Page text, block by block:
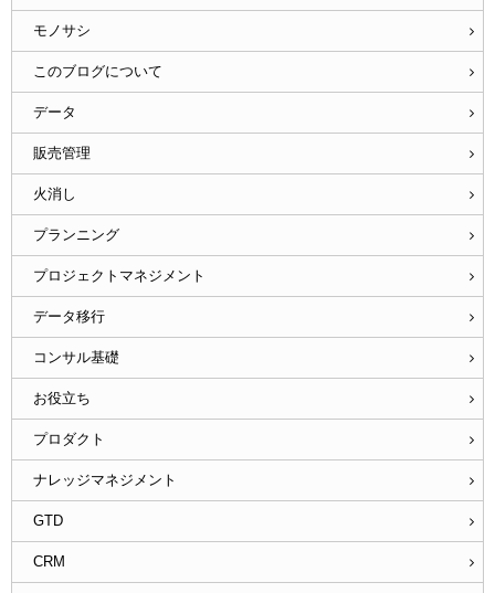
モノサシ
このブログについて
データ
販売管理
火消し
プランニング
プロジェクトマネジメント
データ移行
コンサル基礎
お役立ち
プロダクト
ナレッジマネジメント
GTD
CRM